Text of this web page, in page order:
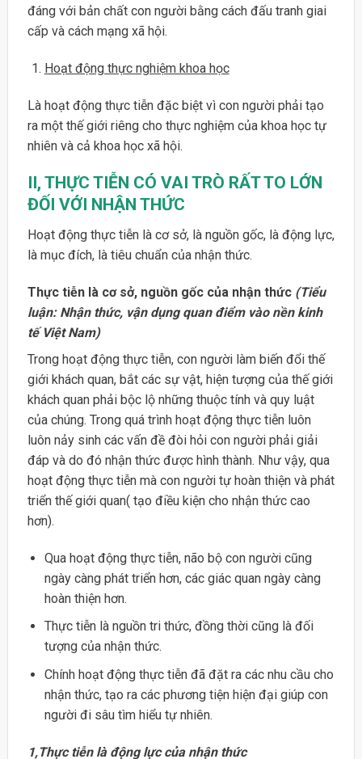
đáng với bản chất con người bằng cách đấu tranh giai
cấp và cách mạng xã hội.
Hoạt động thực nghiệm khoa học
Là hoạt động thực tiễn đặc biệt vì con người phải tạo
ra một thế giới riêng cho thực nghiệm của khoa học tự
nhiên và cả khoa học xã hội.
II, THỰC TIỄN CÓ VAI TRÒ RẤT TO LỚN
ĐỐI VỚI NHẬN THỨC
Hoạt động thực tiễn là cơ sở, là nguồn gốc, là động lực,
là mục đích, là tiêu chuẩn của nhận thức.
Thực tiễn là cơ sở, nguồn gốc của nhận thức (Tiểu
luận: Nhận thức, vận dụng quan điểm vào nền kinh
tế Việt Nam)
Trong hoạt động thực tiễn, con người làm biến đổi thế
giới khách quan, bắt các sự vật, hiện tượng của thế giới
khách quan phải bộc lộ những thuộc tính và quy luật
của chúng. Trong quá trình hoạt động thực tiễn luôn
luôn nảy sinh các vấn đề đòi hỏi con người phải giải
đáp và do đó nhận thức được hình thành. Như vậy, qua
hoạt động thực tiễn mà con người tự hoàn thiện và phát
triển thế giới quan( tạo điều kiện cho nhận thức cao
hơn).
Qua hoạt động thực tiễn, não bộ con người cũng
ngày càng phát triển hơn, các giác quan ngày càng
hoàn thiện hơn.
Thực tiễn là nguồn tri thức, đồng thời cũng là đối
tượng của nhận thức.
Chính hoạt động thực tiễn đã đặt ra các nhu cầu cho
nhận thức, tạo ra các phương tiện hiện đại giúp con
người đi sâu tìm hiểu tự nhiên.
1,Thực tiễn là động lực của nhận thức